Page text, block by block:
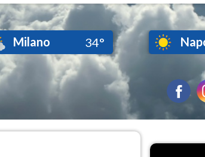
Milano 34°